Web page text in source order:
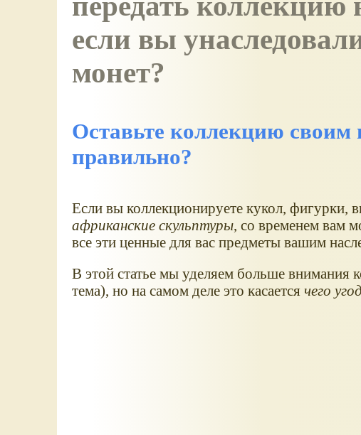
если вы
монет?
Оставьте коллекцию своим
правильно?
Если вы коллекционируете кукол,
африканские скульптуры, со временем вам
все эти ценные для вас предметы вашим
В этой статье мы уделяем больше внимания
тема), но на самом деле это касается чего